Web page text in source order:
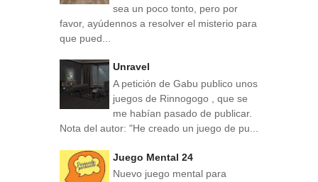
sea un poco tonto, pero por
favor, ayúdennos a resolver el misterio para
que pued...
Unravel
A petición de Gabu publico unos
juegos de Rinnogogo , que se
me habían pasado de publicar.
Nota del autor: "He creado un juego de pu...
Juego Mental 24
Nuevo juego mental para